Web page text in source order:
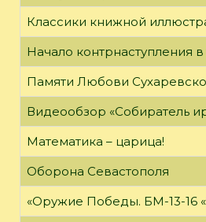
Классики книжной
Начало контрнаступления
Памяти Любови
Видеообзор «Собиратель
Математика – царица!
Оборона Севастополя
«Оружие Победы. БМ-13-16